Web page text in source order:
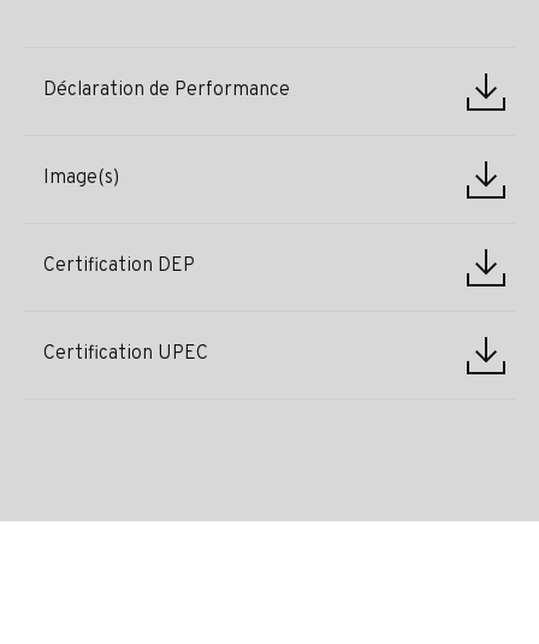
Déclaration de Performance
Image(s)
Certification DEP
Certification UPEC